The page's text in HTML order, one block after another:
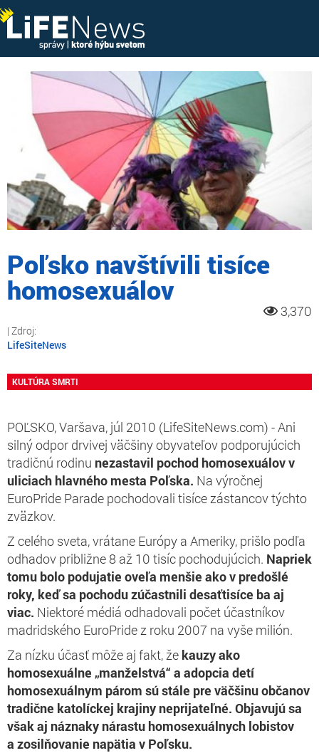
Poľsko navštívili tisíce
homosexuálov
3,370
LifeSiteNews
KULTÚRA SMRTI
POĽSKO, Varšava, júl 2010 (LifeSiteNews.com) - Ani
silný odpor drvivej väčšiny obyvateľov podporujúcich
tradičnú rodinu nezastavil pochod homosexuálov v
uliciach hlavného mesta Poľska. Na výročnej
EuroPride Parade pochodovali tisíce zástancov týchto
zväzkov.
Z celého sveta, vrátane Európy a Ameriky, prišlo podľa
odhadov približne 8 až 10 tisíc pochodujúcich. Napriek
tomu bolo podujatie oveľa menšie ako v predošlé
roky, keď sa pochodu zúčastnili desaťtisíce ba aj
viac. Niektoré médiá odhadovali počet účastníkov
madridského EuroPride z roku 2007 na vyše milión.
Za nízku účasť môže aj fakt, že kauzy ako
homosexuálne „manželstvá“ a adopcia detí
homosexuálnym párom sú stále pre väčšinu občanov
tradične katolíckej krajiny neprijateľné. Objavujú sa
však aj náznaky nárastu homosexuálnych lobistov
a zosilňovanie napätia v Poľsku.